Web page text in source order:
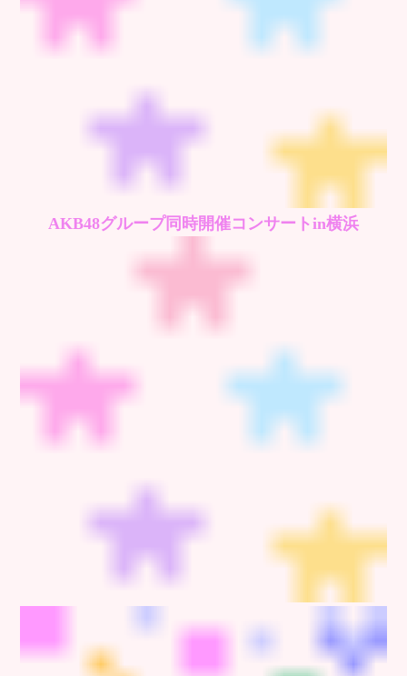
AKB48グループ同時開催コンサートin横浜